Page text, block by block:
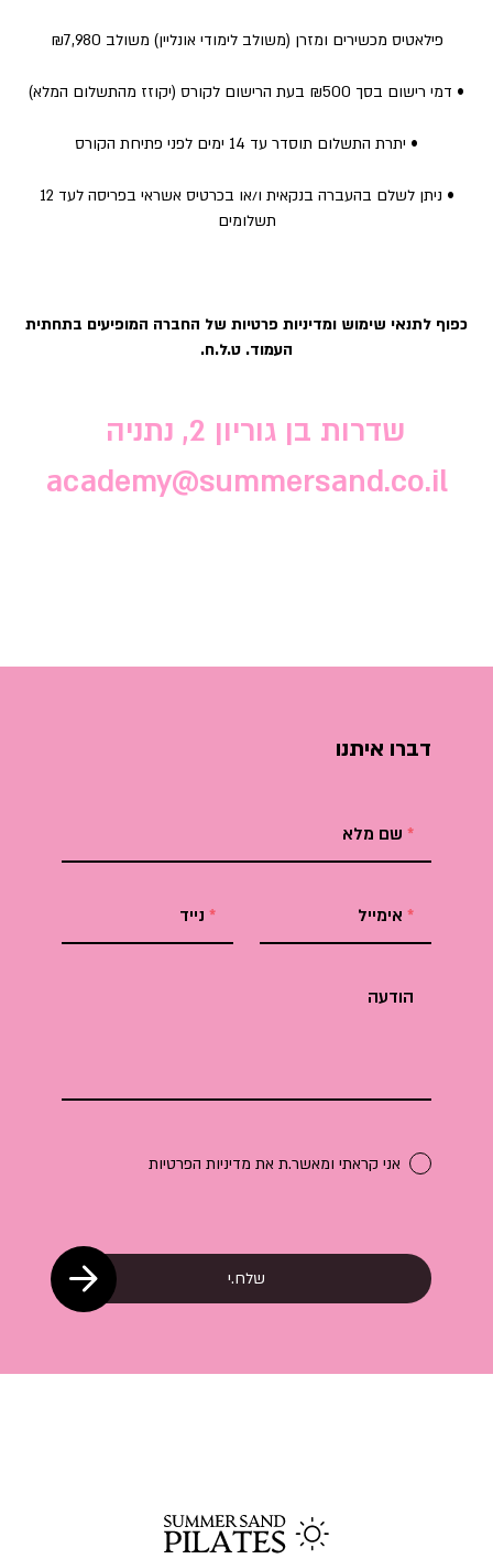
פילאטיס מכשירים ומזרן (משולב לימודי אונליין) משולב ₪7,980
• דמי רישום בסך ₪500 בעת הרישום לקורס (יקוזז מהתשלום המלא)
• יתרת התשלום תוסדר עד 14 ימים לפני פתיחת הקורס
• ניתן לשלם בהעברה בנקאית ו/או בכרטיס אשראי בפריסה לעד 12
תשלומים
כפוף לתנאי שימוש ומדיניות פרטיות של החברה המופיעים בתחתית
העמוד. ט.ל.ח.
שדרות בן גוריון 2, נתניה
academy@summersand.co.il
דברו איתנו
שם מלא
אימייל נייד
הודעה
אני קראתי ומאשר.ת את מדיניות הפרטיות
שלח.י